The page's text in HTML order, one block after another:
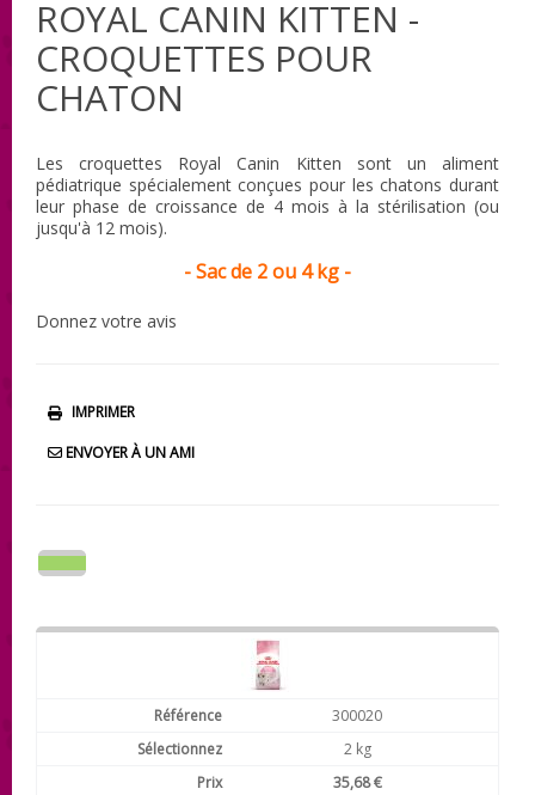
ROYAL CANIN KITTEN -
CROQUETTES POUR
CHATON
Les croquettes Royal Canin Kitten sont un aliment
pédiatrique spécialement conçues pour les chatons durant
leur phase de croissance de 4 mois à la stérilisation (ou
jusqu'à 12 mois).
- Sac de 2 ou 4 kg -
Donnez votre avis
IMPRIMER
ENVOYER À UN AMI
300020
2 kg
35,68 €